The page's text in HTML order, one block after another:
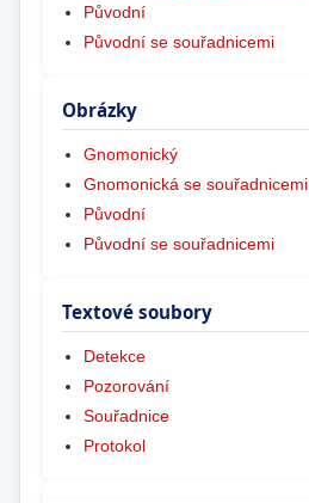
Původní
Původní se souřadnicemi
Obrázky
Gnomonický
Gnomonická se souřadnicemi
Původní
Původní se souřadnicemi
Textové soubory
Detekce
Pozorování
Souřadnice
Protokol